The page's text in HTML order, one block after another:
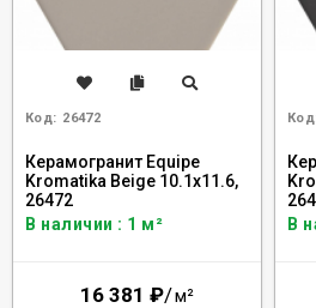
Код: 26472
Керамогранит Equipe
Kromatika Beige 10.1x11.6,
26472
В наличии : 1 м²
16 381 ₽/м²
В